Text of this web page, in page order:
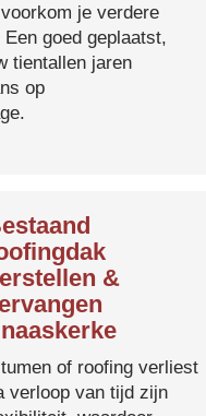
je verdere
goed geplaatst,
tientallen jaren
op
&
of roofing verliest
verloop van tijd zijn